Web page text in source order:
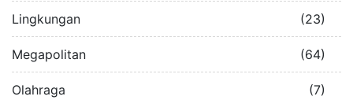
Lingkungan (23)
Megapolitan (64)
Olahraga (7)